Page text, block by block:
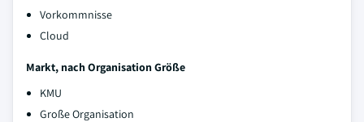
Vorkommnisse
Cloud
Markt, nach Organisation Größe
KMU
Große Organisation